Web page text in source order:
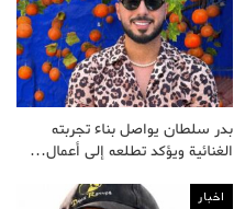
بدر سلطان يواصل بناء تجربته
الغنائية ويؤكد تطلعه إلى أعمال…
اخبار